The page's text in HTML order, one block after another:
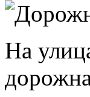
На